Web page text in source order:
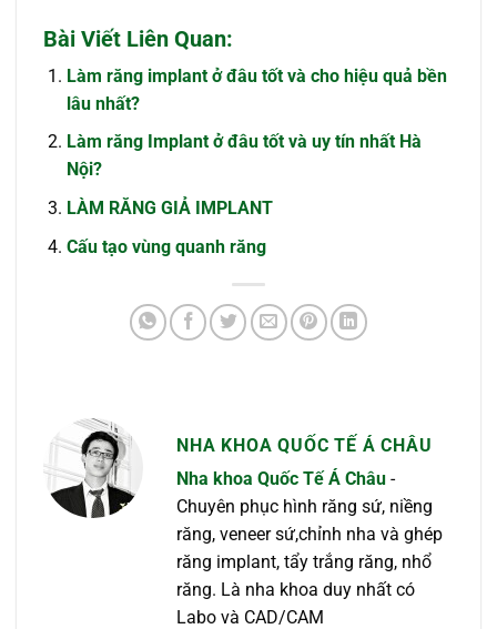
Bài Viết Liên Quan:
Làm răng implant ở đâu tốt và cho hiệu quả bền
lâu nhất?
Làm răng Implant ở đâu tốt và uy tín nhất Hà
Nội?
LÀM RĂNG GIẢ IMPLANT
Cấu tạo vùng quanh răng
NHA KHOA QUỐC TẾ Á CHÂU
Nha khoa Quốc Tế Á Châu -
Chuyên phục hình răng sứ, niềng
răng, veneer sứ,chỉnh nha và ghép
răng implant, tẩy trắng răng, nhổ
răng. Là nha khoa duy nhất có
Labo và CAD/CAM